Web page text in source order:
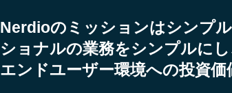
Nerdioのミッションはシンプ
ショナルの業務をシンプルに
エンドユーザー環境への投資価